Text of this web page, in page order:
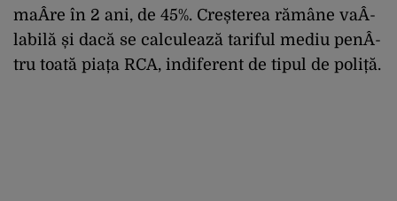
maÂ­re în 2 ani, de 45%. Creșterea rămâne vaÂ­
labilă și dacă se calculează tariful mediu penÂ­
tru toată piața RCA, indiferent de tipul de poliță.